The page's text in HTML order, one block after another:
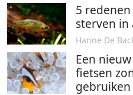
5
sterven in
Hanne De
Een
fietsen
gebruiken